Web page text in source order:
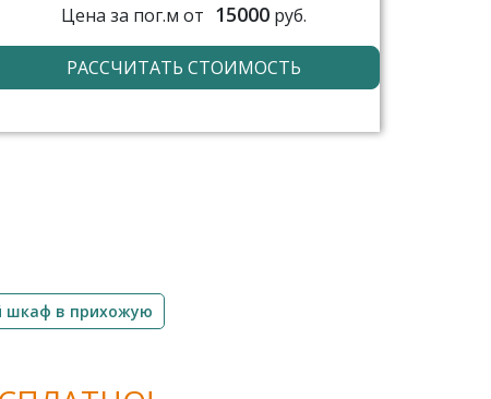
Цена за пог.м от 15000руб.
РАССЧИТАТЬ СТОИМОСТЬ
шкаф в прихожую